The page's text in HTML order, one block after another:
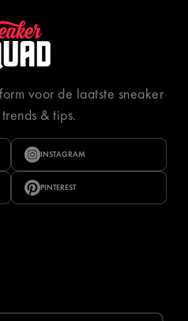
voor de laatste sneaker
& tips.
INSTAGRAM
PINTEREST